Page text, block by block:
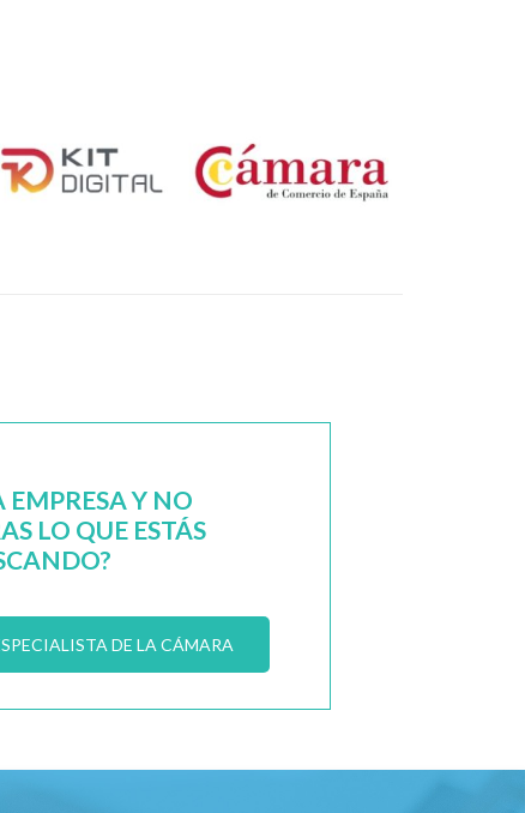
EMPRESA Y NO
LO QUE ESTÁS
DE LA CÁMARA